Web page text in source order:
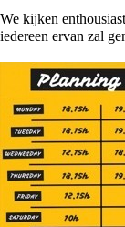
We kijken
iedereen ervan zal